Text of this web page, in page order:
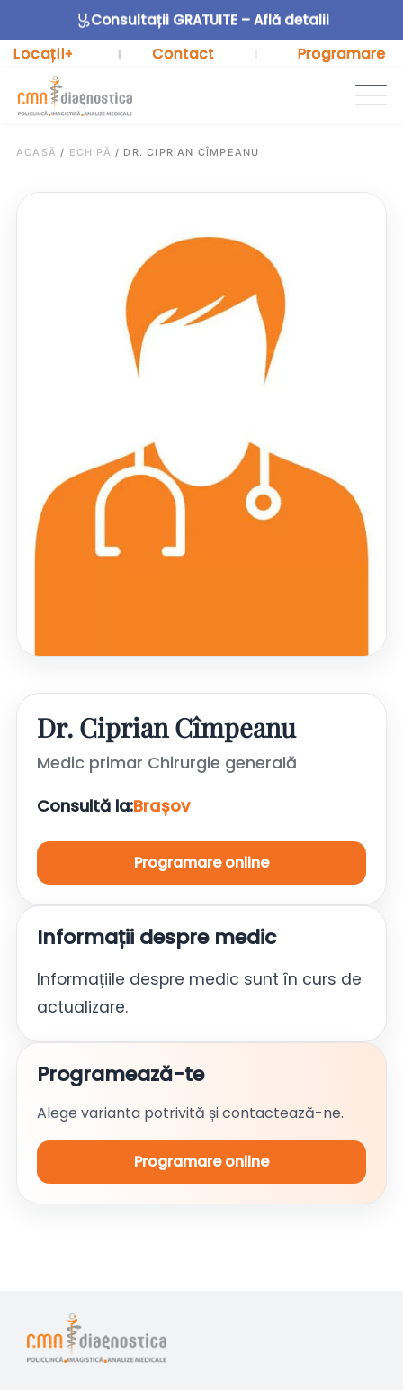
Consultații GRATUITE – Află detalii
Locații+ | Contact Programare
ACASĂ / ECHIPĂ / DR. CIPRIAN CÎMPEANU
Dr. Ciprian Cîmpeanu
Medic primar Chirurgie generală
Consultă la:Brașov
Programare online
Informații despre medic
Informațiile despre medic sunt în curs de
actualizare.
Programează-te
Alege varianta potrivită și contactează-ne.
Programare online